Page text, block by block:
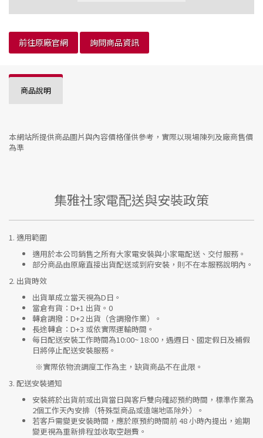
前往原廠官網 詢問商品資訊
商品說明
本網站所提供商品圖片與內容價格僅供參考，實際以現場陳列及廠商售價
為準
集雅社家電配送與安裝政策
1. 適用範圍
適用於本公司銷售之所有大家電安裝與小家電配送、交付服務。
部分商品由原廠直接出貨配送或到府安裝，則不在本服務說明內。
2. 出貨時效
出貨單成立當天視為D日。
當倉有貨： D+1 出貨。0
轉倉調撥： D+2 出貨（含調撥作業）。
長途轉倉： D+3 或依實際運輸時間。
每日配送安裝工作時間為10:00~ 18:00，遇週日、國定假日及補假
日將停止配送安裝服務。
※實際依物流調度工作為主，缺貨商品不在此限。
3. 配送安裝通知
安裝將於出貨前或出貨當日與客戶雙向確認預約時間，標準作業為
2個工作天內安排（特殊型商品或遠端地區除外）。
若客戶需變更安裝時間，應於原預約時間前 48 小時內提出，逾期
變更視為重新排程並收取空趟費。